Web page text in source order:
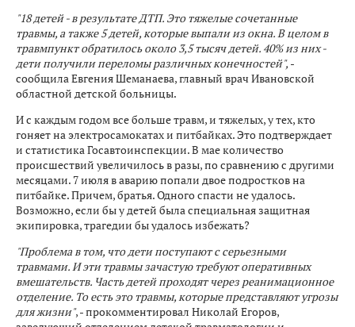
"18 детей - в результате ДТП. Это тяжелые сочетанные
травмы, а также 5 детей, которые выпали из окна. В целом в
травмпункт обратилось около 3,5 тысяч детей. 40% из них -
дети получили переломы различных конечностей", -
сообщила Евгения Шеманаева, главный врач Ивановской
областной детской больницы.
И с каждым годом все больше травм, и тяжелых, у тех, кто
гоняет на электросамокатах и питбайках. Это подтверждает
и статистика Госавтоинспекции. В мае количество
происшествий увеличилось в разы, по сравнению с другими
месяцами. 7 июля в аварию попали двое подростков на
питбайке. Причем, братья. Одного спасти не удалось.
Возможно, если бы у детей была специальная защитная
экипировка, трагедии бы удалось избежать?
"Проблема в том, что дети поступают с серьезными
травмами. И эти травмы зачастую требуют оперативных
вмешательств. Часть детей проходят через реанимационное
отделение. То есть это травмы, которые представляют угрозы
для жизни", - прокомментировал Николай Егоров,